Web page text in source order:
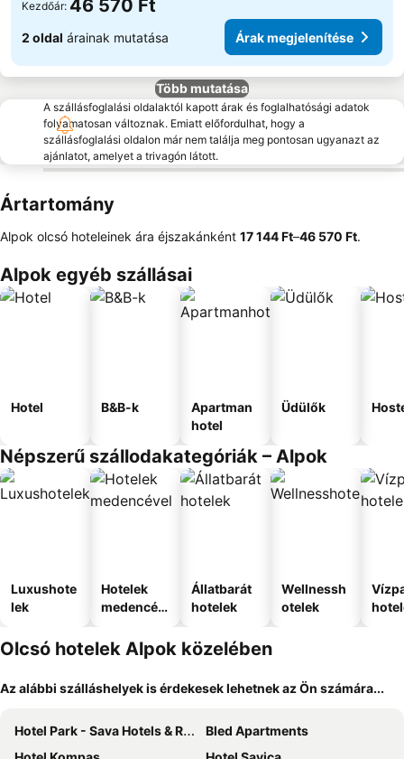
Kezdőár: 46 570 Ft
2 oldal árainak mutatása Árak megjelenítése
Több mutatása
A szállásfoglalási oldalaktól kapott árak és foglalhatósági adatok
folyamatosan változnak. Emiatt előfordulhat, hogy a
szállásfoglalási oldalon már nem találja meg pontosan ugyanazt az
ajánlatot, amelyet a trivagón látott.
Ártartomány
Alpok olcsó hoteleinek ára éjszakánként ‎17 144 Ft–‎46 570 Ft.
Alpok egyéb szállásai
Hotel B&B-k
Apartman
hotel
Üdülők
Népszerű szállodakategóriák – Alpok
Luxushote
lek
Hotelek
medencév
Állatbarát
hotelek
Wellnessh
otelek
Olcsó hotelek Alpok közelében
Az alábbi szálláshelyek is érdekesek lehetnek az Ön számára...
Hotel Park - Sava Hotels & Resorts
Bled Apartments